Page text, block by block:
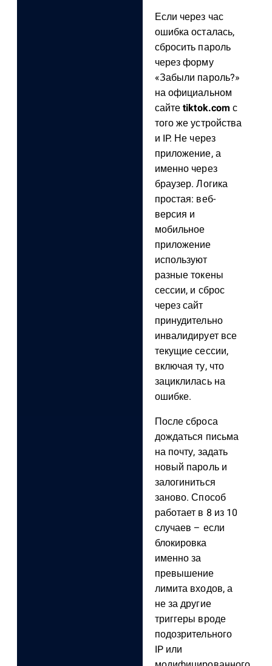
Если через час
ошибка осталась,
сбросить пароль
через форму
«Забыли пароль?»
на официальном
сайтеtiktok.com с
того же устройства
и IP. Не через
приложение, а
именно через
браузер. Логика
простая: веб-
версия и
мобильное
приложение
используют
разные токены
сессии, и сброс
через сайт
принудительно
инвалидирует все
текущие сессии,
включая ту, что
зациклилась на
ошибке.
После сброса
дождаться письма
на почту, задать
новый пароль и
залогиниться
заново. Способ
работает в 8 из 10
случаев – если
блокировка
именно за
превышение
лимита входов, а
не за другие
триггеры вроде
подозрительного
IP или